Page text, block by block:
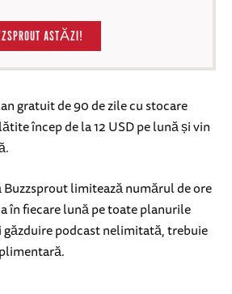
ASTĂZI!
gratuit de 90 de zile cu stocare
încep de la 12 USD pe lună și vin
Buzzsprout limitează numărul de ore
în fiecare lună pe toate planurile
podcast nelimitată, trebuie